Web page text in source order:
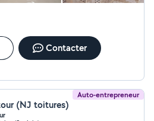
Contacter
Auto-entrepreneur
(NJ toitures)